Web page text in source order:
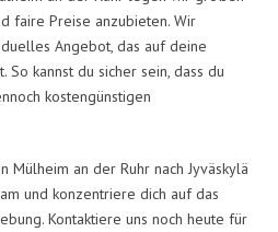
faire Preise anzubieten. Wir
Angebot, das auf deine
So kannst du sicher sein, dass du
kostengünstigen
Mülheim an der Ruhr nach Jyväskylä
und konzentriere dich auf das
Kontaktiere uns noch heute für